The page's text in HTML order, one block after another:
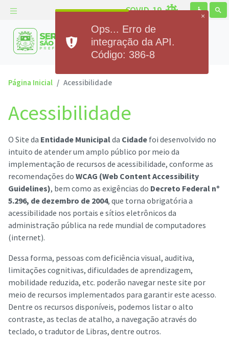
COVID-19 accessible search
Prefeitura Municipal de
Serra de São Bento
Página Inicial Acessibilidade
Acessibilidade
O Site da Entidade Municipalda Cidade foi desenvolvido no
intuito de atender um amplo público por meio da
implementação de recursos de acessibilidade, conforme as
recomendações do WCAG (Web Content Accessibility
Guidelines), bem como as exigências do Decreto Federal nº
5.296, de dezembro de 2004, que torna obrigatória a
acessibilidade nos portais e sítios eletrônicos da
administração pública na rede mundial de computadores
(internet).
Dessa forma, pessoas com deficiência visual, auditiva,
limitações cognitivas, dificuldades de aprendizagem,
mobilidade reduzida, etc. poderão navegar neste site por
meio de recursos implementados para garantir este acesso.
Dentre os recursos disponíveis, podemos listar o alto
contraste, as teclas de atalho, a navegação através do
teclado, o tradutor de Libras, dentre outros.
×
Ops... Erro de
integração da API.
Código: 386-8